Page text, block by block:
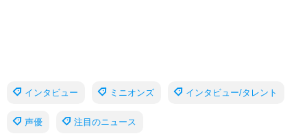
インタビュー ミニオンズ インタビュー/タレント
声優 注目のニュース